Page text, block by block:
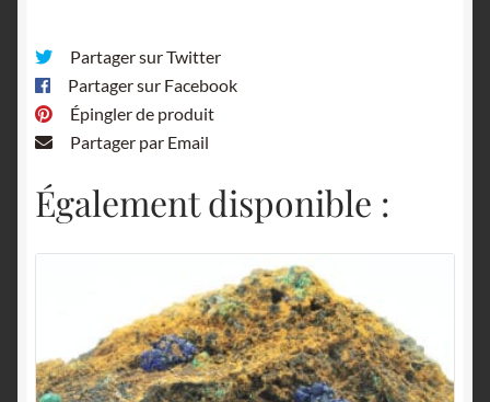
Partager sur Twitter
Partager sur Facebook
Épingler de produit
Partager par Email
Également disponible :